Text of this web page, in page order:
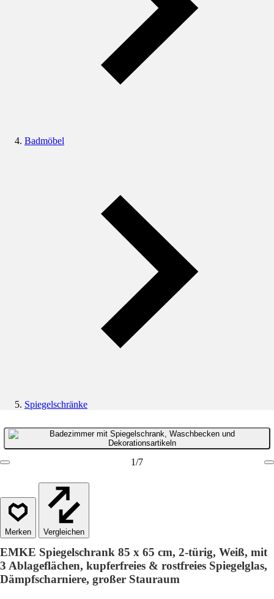
Badmöbel
Spiegelschränke
1/7
Vergleichen
EMKE Spiegelschrank 85 x 65 cm, 2-türig, Weiß, mit
3 Ablageflächen, kupferfreies & rostfreies Spiegelglas,
Dämpfscharniere, großer Stauraum